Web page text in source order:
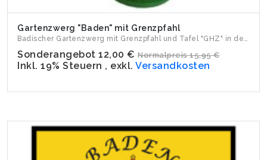
Gartenzwerg "Baden" mit Grenzpfahl
Badischer Gartenzwerg mit Grenzpfahl und Tafel "GHZ" in der ...
Sonderangebot 12,00 € Normalpreis 15,95 €
Inkl. 19% Steuern , exkl. Versandkosten